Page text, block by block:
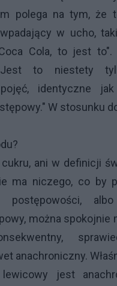
polega na tym, że
w ucho,
Cola, to jest
Jest to niestety
identyczne
W stosunku
ani w definicji
ma niczego, co by
postępowości, albo
można spokojnie
anachroniczny.
lewicowy jest